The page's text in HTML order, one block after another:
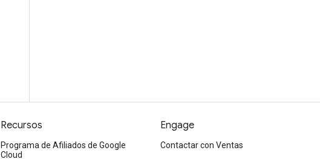
Recursos
Programa de Afiliados de Google
Cloud
Engage
Contactar con Ventas